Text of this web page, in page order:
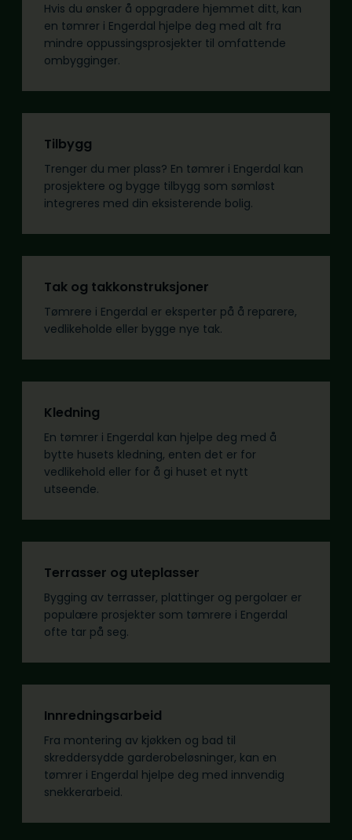
Hvis du ønsker å oppgradere hjemmet ditt, kan
en tømrer i Engerdal hjelpe deg med alt fra
mindre oppussingsprosjekter til omfattende
ombygginger.
Tilbygg
Trenger du mer plass? En tømrer i Engerdal kan
prosjektere og bygge tilbygg som sømløst
integreres med din eksisterende bolig.
Tak og takkonstruksjoner
Tømrere i Engerdal er eksperter på å reparere,
vedlikeholde eller bygge nye tak.
Kledning
En tømrer i Engerdal kan hjelpe deg med å
bytte husets kledning, enten det er for
vedlikehold eller for å gi huset et nytt
utseende.
Terrasser og uteplasser
Bygging av terrasser, plattinger og pergolaer er
populære prosjekter som tømrere i Engerdal
ofte tar på seg.
Innredningsarbeid
Fra montering av kjøkken og bad til
skreddersydde garderobeløsninger, kan en
tømrer i Engerdal hjelpe deg med innvendig
snekkerarbeid.